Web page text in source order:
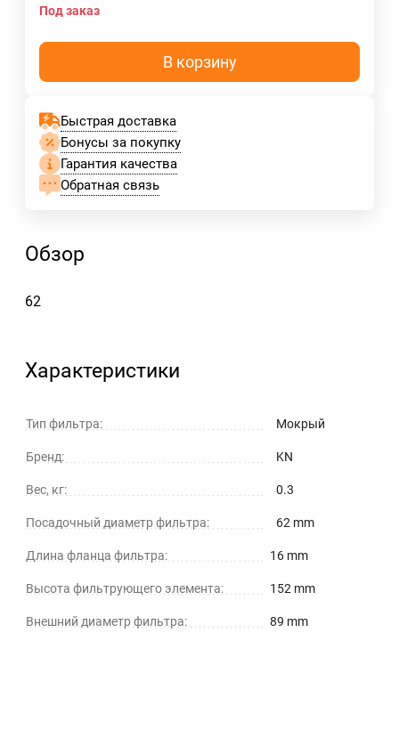
Под заказ
В корзину
Быстрая доставка
Бонусы за покупку
Гарантия качества
Обратная связь
Обзор
62
Характеристики
Тип фильтра: Мокрый
Бренд: KN
Вес, кг: 0.3
Посадочный диаметр фильтра: 62 mm
Длина фланца фильтра: 16 mm
Высота фильтрующего элемента: 152 mm
Внешний диаметр фильтра: 89 mm